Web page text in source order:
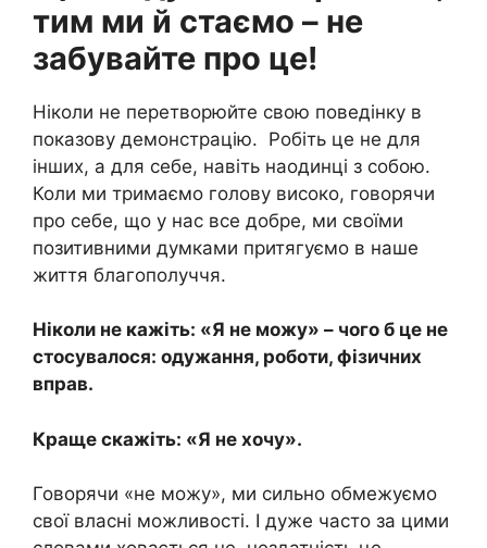
тим ми й стаємо – не
забувайте про це!
Ніколи не перетворюйте свою поведінку в
показову демонстрацію. Робіть це не для
інших, а для себе, навіть наодинці з собою.
Коли ми тримаємо голову високо, говорячи
про себе, що у нас все добре, ми своїми
позитивними думками притягуємо в наше
життя благополуччя.
Ніколи не кажіть: «Я не можу» – чого б це не
стосувалося: одужання, роботи, фізичних
вправ.
Краще скажіть: «Я не хочу».
Говорячи «не можу», ми сильно обмежуємо
свої власні можливості. І дуже часто за цими